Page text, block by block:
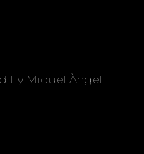
y Miquel Àngel